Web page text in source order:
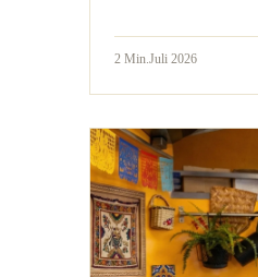
2 Min.Juli 2026